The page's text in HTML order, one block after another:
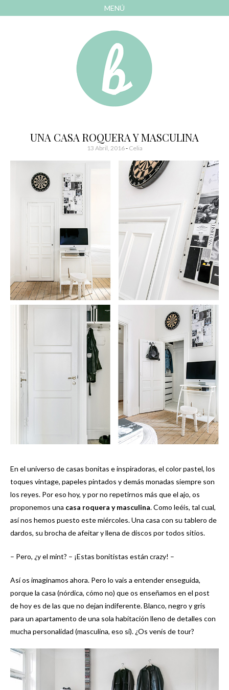
MENÚ
Bonitismos
UNA CASA ROQUERA Y MASCULINA
13 Abril, 2016- Celia
En el universo de casas bonitas e inspiradoras, el color pastel, los
toques vintage, papeles pintados y demás monadas siempre son
los reyes. Por eso hoy, y por no repetirnos más que el ajo, os
proponemos una casa roquera y masculina. Como leéis, tal cual,
así nos hemos puesto este miércoles. Una casa con su tablero de
dardos, su brocha de afeitar y llena de discos por todos sitios.
– Pero, ¿y el mint? – ¡Estas bonitistas están crazy! –
Así os imaginamos ahora. Pero lo vais a entender enseguida,
porque la casa (nórdica, cómo no) que os enseñamos en el post
de hoy es de las que no dejan indiferente. Blanco, negro y gris
para un apartamento de una sola habitación lleno de detalles con
mucha personalidad (masculina, eso sí). ¿Os venís de tour?